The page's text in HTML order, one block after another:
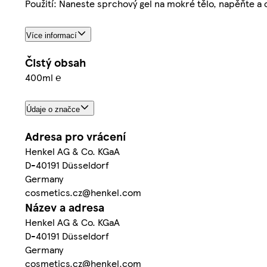
Použití: Naneste sprchový gel na mokré tělo, napěňte a
Více informací
Čistý obsah
400ml ℮
Údaje o značce
Adresa pro vrácení
Henkel AG & Co. KGaA
D-40191 Düsseldorf
Germany
cosmetics.cz@henkel.com
Název a adresa
Henkel AG & Co. KGaA
D-40191 Düsseldorf
Germany
cosmetics.cz@henkel.com